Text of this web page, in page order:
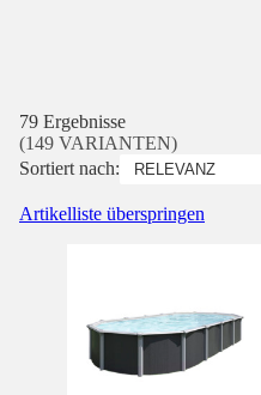
79 Ergebnisse
(149 VARIANTEN)
Sortiert nach:
Artikelliste überspringen